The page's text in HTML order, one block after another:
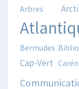
Arbres
Bermudes
Cap-Vert